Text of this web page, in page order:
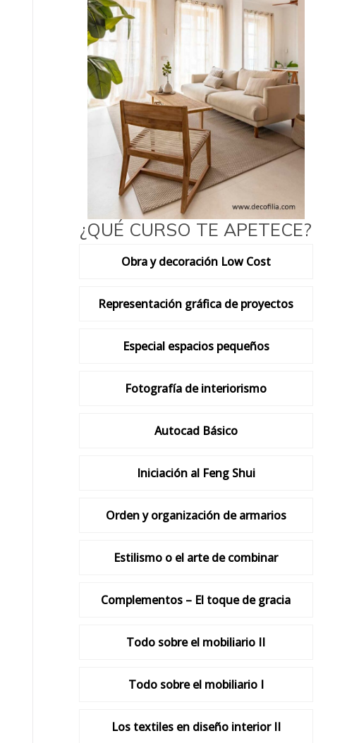
¿QUÉ CURSO TE APETECE?
Obra y decoración Low Cost
Representación gráfica de proyectos
Especial espacios pequeños
Fotografía de interiorismo
Autocad Básico
Iniciación al Feng Shui
Orden y organización de armarios
Estilismo o el arte de combinar
Complementos – El toque de gracia
Todo sobre el mobiliario II
Todo sobre el mobiliario I
Los textiles en diseño interior II